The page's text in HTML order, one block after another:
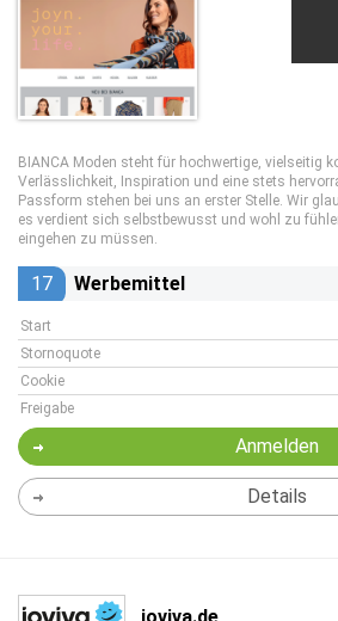
BIANCA Moden steht für hochwertige, vielseitig
Verlässlichkeit, Inspiration und eine stets
Passform stehen bei uns an erster Stelle. Wir
es verdient sich selbstbewusst und wohl zu
eingehen zu müssen.
17 Werbemittel
Start
Stornoquote
Cookie
Freigabe
Anmelden
Details
joviva.de